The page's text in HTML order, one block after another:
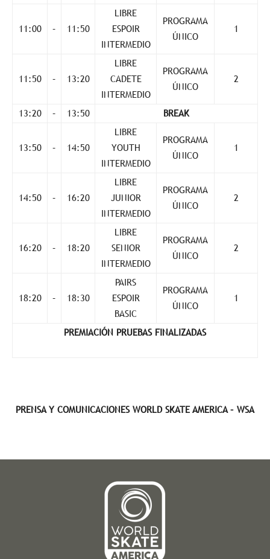
11:00 – 11:50
LIBRE
ESPOIR
INTERMEDIO
PROGRAMA
ÚNICO
1
11:50 – 13:20
LIBRE
CADETE
INTERMEDIO
PROGRAMA
ÚNICO
2
13:20 – 13:50 BREAK
13:50 – 14:50
LIBRE
YOUTH
INTERMEDIO
PROGRAMA
ÚNICO
1
14:50 – 16:20
LIBRE
JUNIOR
INTERMEDIO
PROGRAMA
ÚNICO
2
16:20 – 18:20
LIBRE
SENIOR
INTERMEDIO
PROGRAMA
ÚNICO
2
18:20 – 18:30
PAIRS
ESPOIR
BASIC
PROGRAMA
ÚNICO
1
PREMIACIÓN PRUEBAS FINALIZADAS
PRENSA Y COMUNICACIONES WORLD SKATE AMERICA – WSA